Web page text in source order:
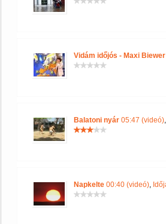
Vidám időjós - Maxi
Balatoni nyár 05:47 (videó),
Napkelte 00:40 (videó),